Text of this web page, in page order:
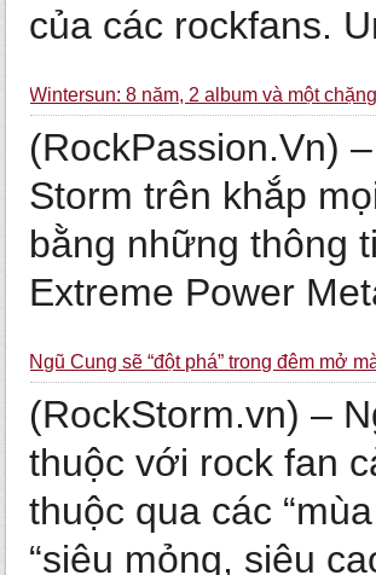
của các rockfans.
Wintersun: 8 năm, 2 album và một
(RockPassion.Vn)
Storm trên khắp
bằng những thông
Extreme Power
Ngũ Cung sẽ “đột phá” trong đêm mở
(RockStorm.vn) –
thuộc với rock fan
thuộc qua các
“siêu mỏng, siêu